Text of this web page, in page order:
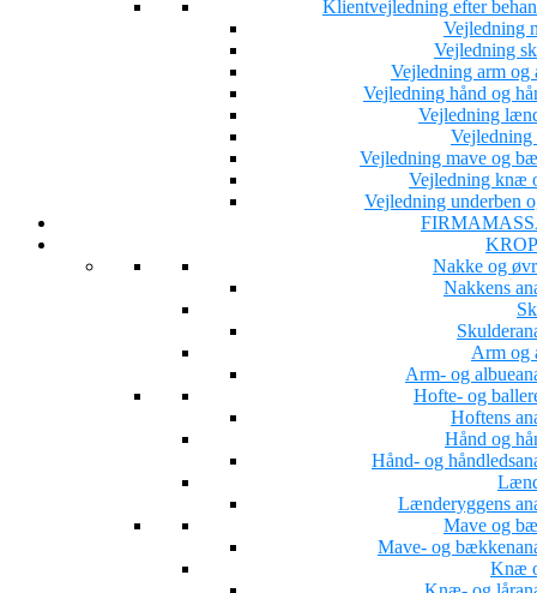
Klientvejledning efter
Vejledning
Vejledning
Vejledning arm og
Vejledning hånd og
Vejledning
Vejledning
Vejledning mave og
Vejledning knæ
Vejledning underben
Nakke og
Nakkens
Arm og
Arm- og
Hofte- og
Hoftens
Hånd og
Hånd- og
Lænderyggens
Mave og
Mave- og
Knæ